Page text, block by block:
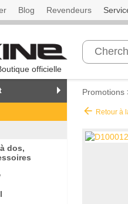
Blog Revendeurs
officielle
dos,
Promotions
arrow_back Retour à